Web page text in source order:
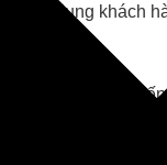
dung khách
trình khuyến